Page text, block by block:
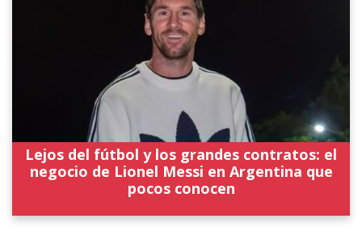
Lejos del fútbol y los grandes contratos: el
negocio de Lionel Messi en Argentina que
pocos conocen